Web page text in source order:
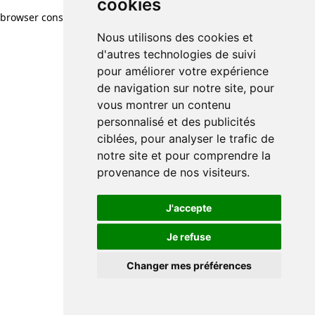
cookies
Nous utilisons des cookies et
d'autres technologies de suivi
pour améliorer votre expérience
de navigation sur notre site, pour
vous montrer un contenu
personnalisé et des publicités
ciblées, pour analyser le trafic de
notre site et pour comprendre la
provenance de nos visiteurs.
J'accepte
Je refuse
Changer mes préférences
browser console for more information)